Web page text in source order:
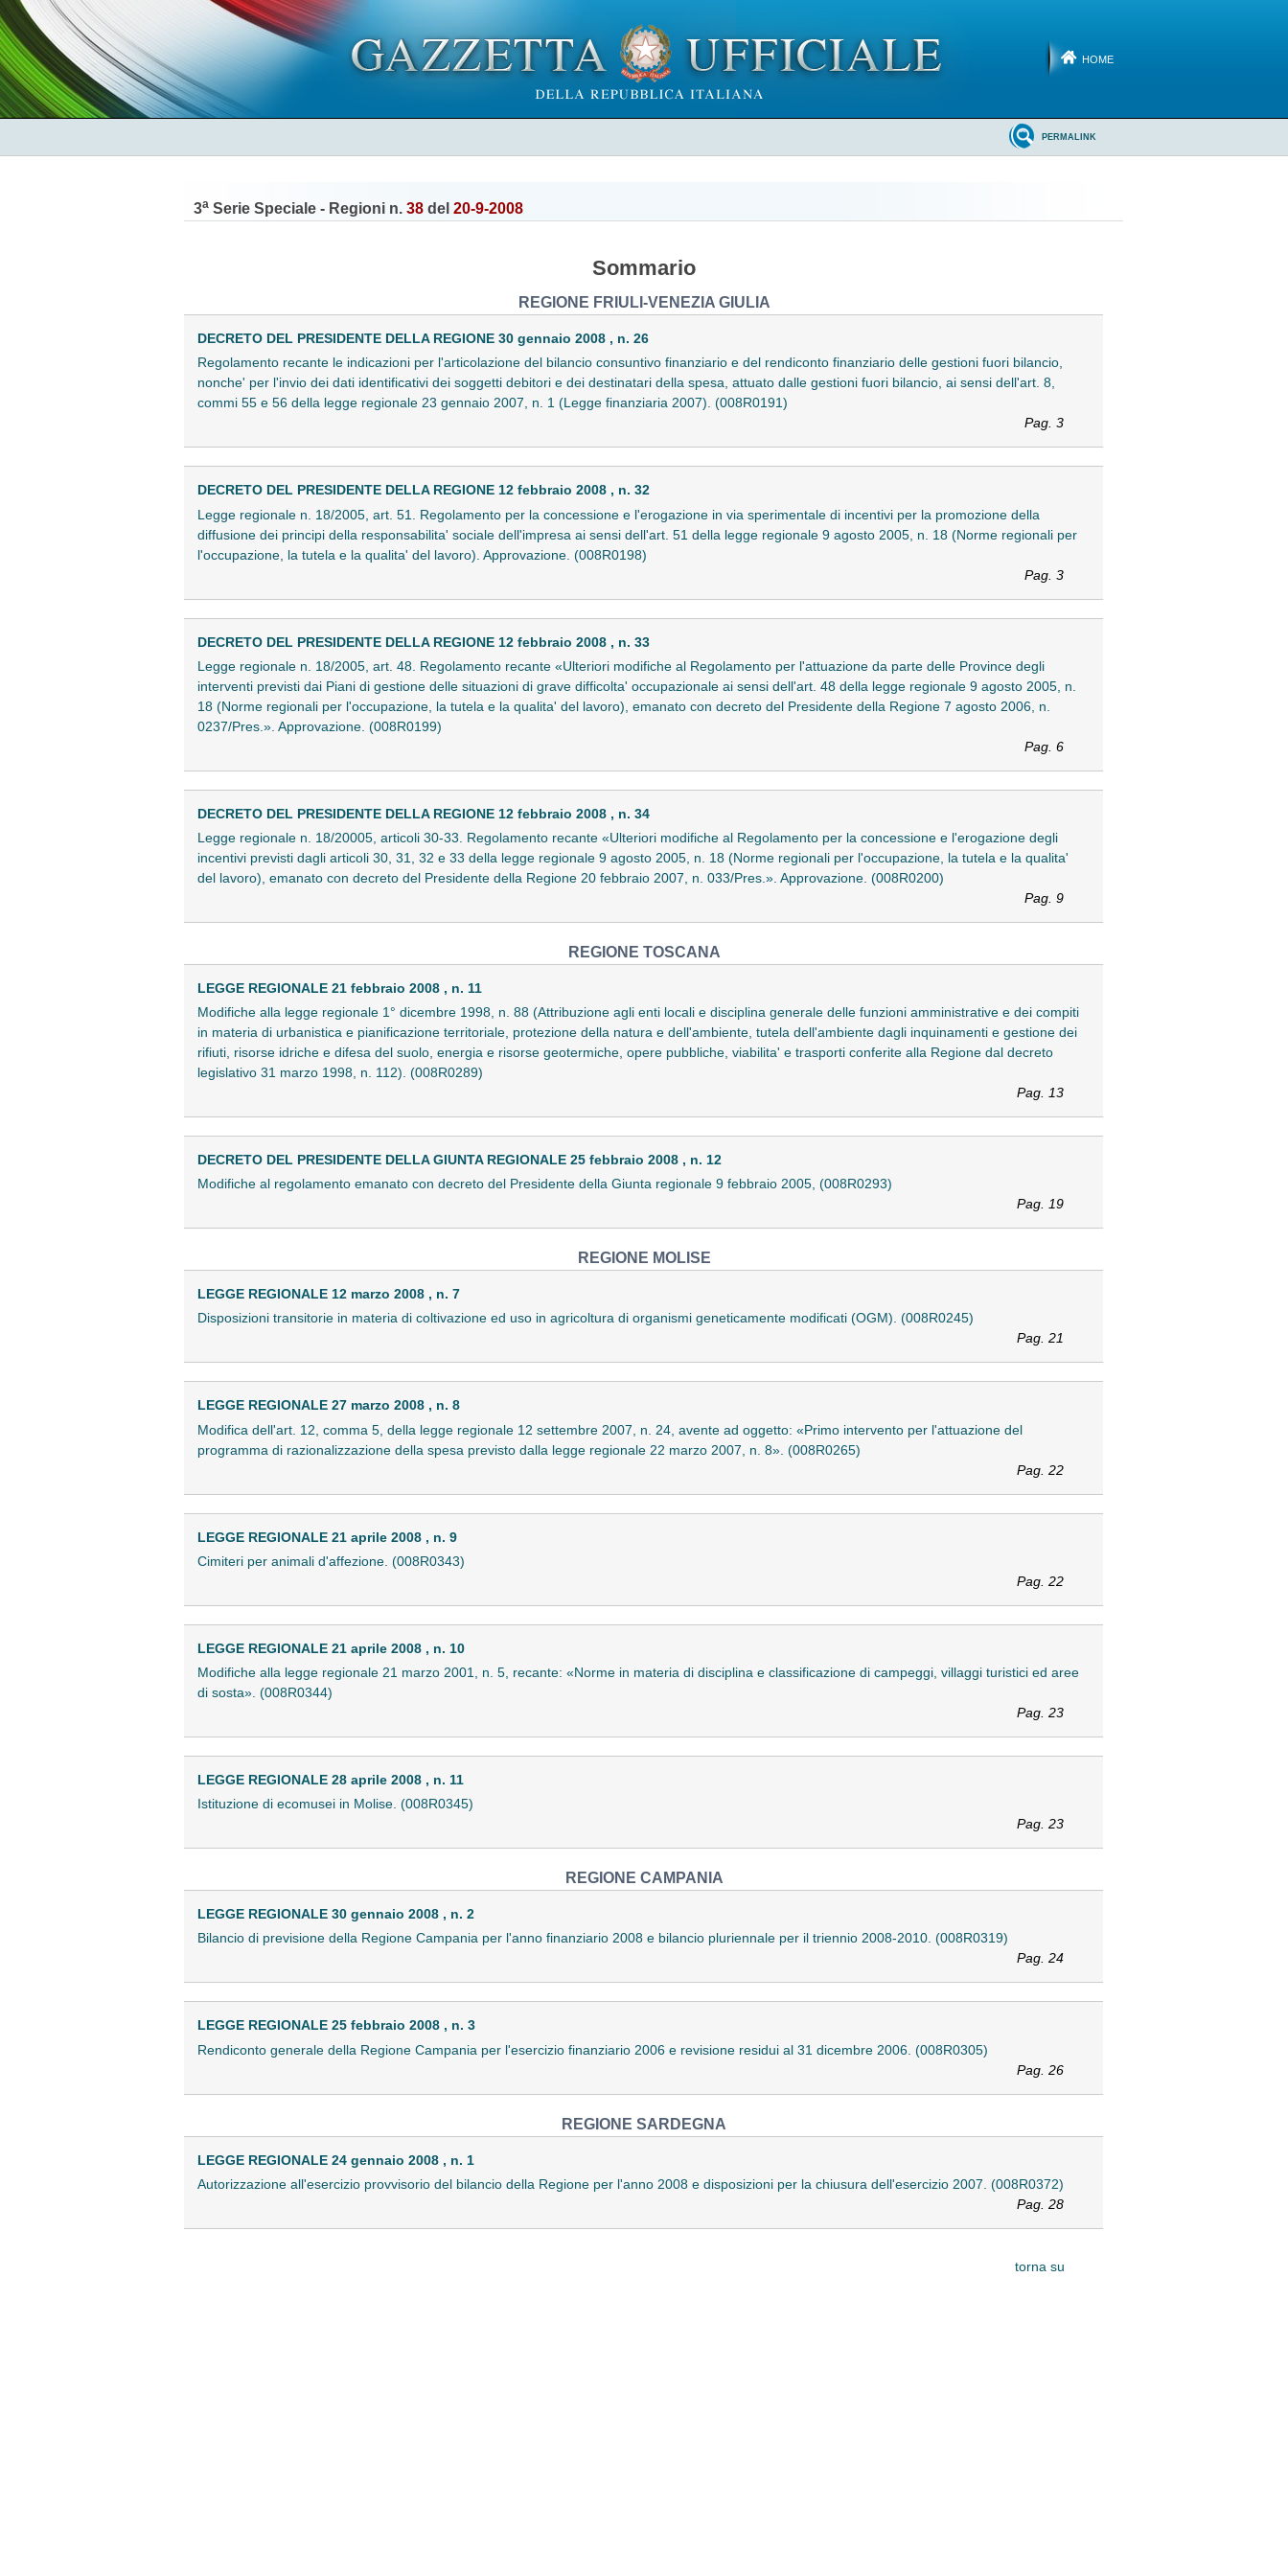
HOME
PERMALINK
3a Serie Speciale - Regioni n. 38 del 20-9-2008
Sommario
REGIONE FRIULI-VENEZIA GIULIA
DECRETO DEL PRESIDENTE DELLA REGIONE 30 gennaio 2008 , n. 26
Regolamento recante le indicazioni per l'articolazione del bilancio consuntivo finanziario e del rendiconto finanziario delle gestioni fuori bilancio,
nonche' per l'invio dei dati identificativi dei soggetti debitori e dei destinatari della spesa, attuato dalle gestioni fuori bilancio, ai sensi dell'art. 8,
commi 55 e 56 della legge regionale 23 gennaio 2007, n. 1 (Legge finanziaria 2007). (008R0191)
Pag. 3
DECRETO DEL PRESIDENTE DELLA REGIONE 12 febbraio 2008 , n. 32
Legge regionale n. 18/2005, art. 51. Regolamento per la concessione e l'erogazione in via sperimentale di incentivi per la promozione della
diffusione dei principi della responsabilita' sociale dell'impresa ai sensi dell'art. 51 della legge regionale 9 agosto 2005, n. 18 (Norme regionali per
l'occupazione, la tutela e la qualita' del lavoro). Approvazione. (008R0198)
Pag. 3
DECRETO DEL PRESIDENTE DELLA REGIONE 12 febbraio 2008 , n. 33
Legge regionale n. 18/2005, art. 48. Regolamento recante «Ulteriori modifiche al Regolamento per l'attuazione da parte delle Province degli
interventi previsti dai Piani di gestione delle situazioni di grave difficolta' occupazionale ai sensi dell'art. 48 della legge regionale 9 agosto 2005, n.
18 (Norme regionali per l'occupazione, la tutela e la qualita' del lavoro), emanato con decreto del Presidente della Regione 7 agosto 2006, n.
0237/Pres.». Approvazione. (008R0199)
Pag. 6
DECRETO DEL PRESIDENTE DELLA REGIONE 12 febbraio 2008 , n. 34
Legge regionale n. 18/20005, articoli 30-33. Regolamento recante «Ulteriori modifiche al Regolamento per la concessione e l'erogazione degli
incentivi previsti dagli articoli 30, 31, 32 e 33 della legge regionale 9 agosto 2005, n. 18 (Norme regionali per l'occupazione, la tutela e la qualita'
del lavoro), emanato con decreto del Presidente della Regione 20 febbraio 2007, n. 033/Pres.». Approvazione. (008R0200)
Pag. 9
REGIONE TOSCANA
LEGGE REGIONALE 21 febbraio 2008 , n. 11
Modifiche alla legge regionale 1° dicembre 1998, n. 88 (Attribuzione agli enti locali e disciplina generale delle funzioni amministrative e dei compiti
in materia di urbanistica e pianificazione territoriale, protezione della natura e dell'ambiente, tutela dell'ambiente dagli inquinamenti e gestione dei
rifiuti, risorse idriche e difesa del suolo, energia e risorse geotermiche, opere pubbliche, viabilita' e trasporti conferite alla Regione dal decreto
legislativo 31 marzo 1998, n. 112). (008R0289)
Pag. 13
DECRETO DEL PRESIDENTE DELLA GIUNTA REGIONALE 25 febbraio 2008 , n. 12
Modifiche al regolamento emanato con decreto del Presidente della Giunta regionale 9 febbraio 2005, (008R0293)
Pag. 19
REGIONE MOLISE
LEGGE REGIONALE 12 marzo 2008 , n. 7
Disposizioni transitorie in materia di coltivazione ed uso in agricoltura di organismi geneticamente modificati (OGM). (008R0245)
Pag. 21
LEGGE REGIONALE 27 marzo 2008 , n. 8
Modifica dell'art. 12, comma 5, della legge regionale 12 settembre 2007, n. 24, avente ad oggetto: «Primo intervento per l'attuazione del
programma di razionalizzazione della spesa previsto dalla legge regionale 22 marzo 2007, n. 8». (008R0265)
Pag. 22
LEGGE REGIONALE 21 aprile 2008 , n. 9
Cimiteri per animali d'affezione. (008R0343)
Pag. 22
LEGGE REGIONALE 21 aprile 2008 , n. 10
Modifiche alla legge regionale 21 marzo 2001, n. 5, recante: «Norme in materia di disciplina e classificazione di campeggi, villaggi turistici ed aree
di sosta». (008R0344)
Pag. 23
LEGGE REGIONALE 28 aprile 2008 , n. 11
Istituzione di ecomusei in Molise. (008R0345)
Pag. 23
REGIONE CAMPANIA
LEGGE REGIONALE 30 gennaio 2008 , n. 2
Bilancio di previsione della Regione Campania per l'anno finanziario 2008 e bilancio pluriennale per il triennio 2008-2010. (008R0319)
Pag. 24
LEGGE REGIONALE 25 febbraio 2008 , n. 3
Rendiconto generale della Regione Campania per l'esercizio finanziario 2006 e revisione residui al 31 dicembre 2006. (008R0305)
Pag. 26
REGIONE SARDEGNA
LEGGE REGIONALE 24 gennaio 2008 , n. 1
Autorizzazione all'esercizio provvisorio del bilancio della Regione per l'anno 2008 e disposizioni per la chiusura dell'esercizio 2007. (008R0372)
Pag. 28
torna su